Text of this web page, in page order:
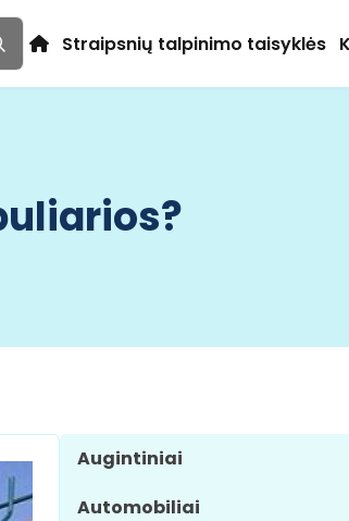
Straipsnių talpinimo taisyklės
Augintiniai
Automobiliai